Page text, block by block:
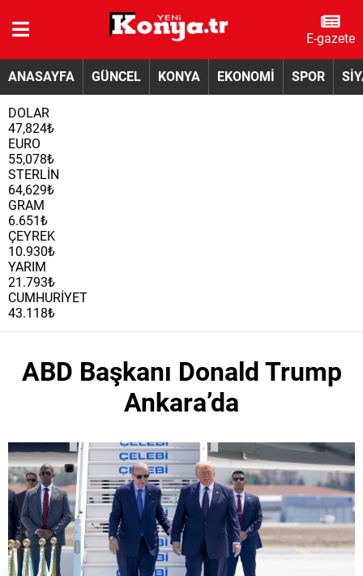
E-gazete
ANASAYFA GÜNCEL KONYA EKONOMİ SPOR
DOLAR
47,824₺
EURO
55,078₺
STERLİN
64,629₺
GRAM
6.651₺
ÇEYREK
10.930₺
YARIM
21.793₺
CUMHURİYET
43.118₺
ABD Başkanı Donald Trump
Ankara’da